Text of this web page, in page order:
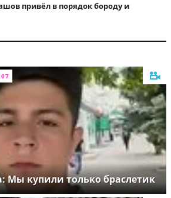
привёл в порядок бороду и
Мы купили только браслетик